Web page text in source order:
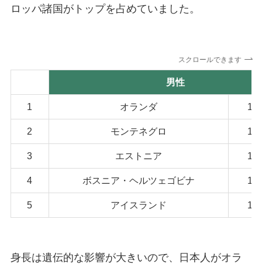
ロッパ諸国がトップを占めていました。
スクロールできます
男性
1 オランダ
2 モンテネグロ
3 エストニア
4 ボスニア・ヘルツェゴビナ
5 アイスランド
身長は遺伝的な影響が大きいので、日本人がオラ